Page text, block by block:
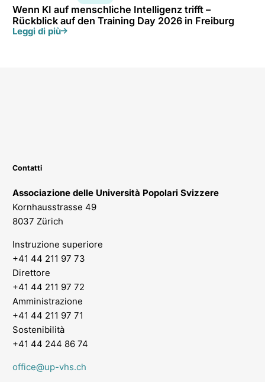
Wenn KI auf menschliche Intelligenz trifft –
Rückblick auf den Training Day 2026 in Freiburg
Leggi di più
Contatti
Associazione delle Università Popolari Svizzere
Kornhausstrasse 49
8037 Zürich
Instruzione superiore
+41 44 211 97 73
Direttore
+41 44 211 97 72
Amministrazione
+41 44 211 97 71
Sostenibilità
+41 44 244 86 74
office@up-vhs.ch